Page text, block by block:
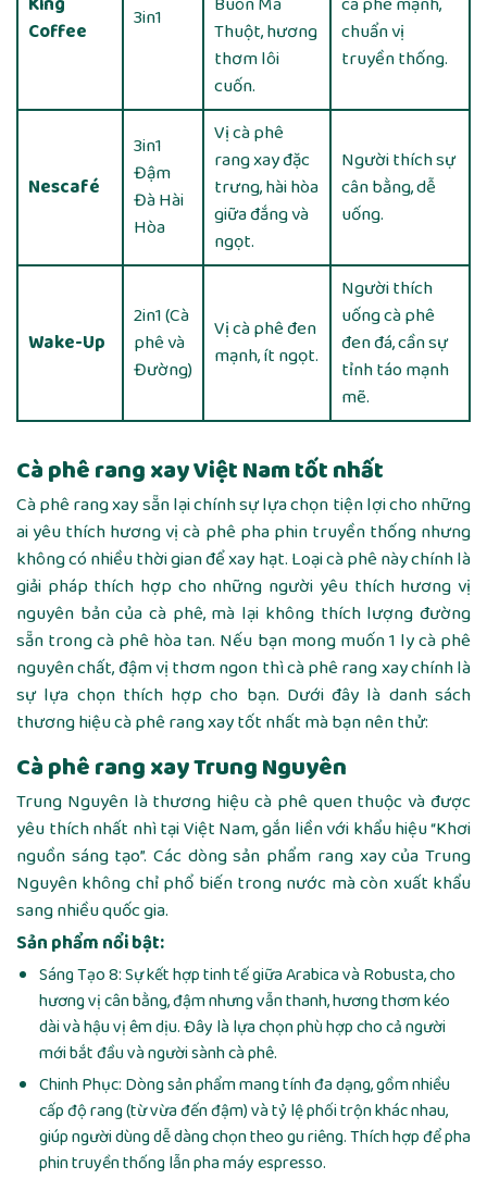
Coffee
3in1
Thuột, hương
thơm lôi
cuốn.
chuẩn vị
truyền thống.
Nescafé
3in1
Đậm
Đà Hài
Hòa
Vị cà phê
rang xay đặc
trưng, hài hòa
giữa đắng và
ngọt.
Người thích sự
cân bằng, dễ
uống.
Wake-Up
2in1 (Cà
phê và
Đường)
Vị cà phê đen
mạnh, ít ngọt.
Người thích
uống cà phê
đen đá, cần sự
tỉnh táo mạnh
mẽ.
Cà phê rang xay Việt Nam tốt nhất
Cà phê rang xay sẵn lại chính sự lựa chọn tiện lợi cho những
ai yêu thích hương vị cà phê pha phin truyền thống nhưng
không có nhiều thời gian để xay hạt. Loại cà phê này chính là
giải pháp thích hợp cho những người yêu thích hương vị
nguyên bản của cà phê, mà lại không thích lượng đường
sẵn trong cà phê hòa tan. Nếu bạn mong muốn 1 ly cà phê
nguyên chất, đậm vị thơm ngon thì cà phê rang xay chính là
sự lựa chọn thích hợp cho bạn. Dưới đây là danh sách
thương hiệu cà phê rang xay tốt nhất mà bạn nên thử:
Cà phê rang xay Trung Nguyên
Trung Nguyên là thương hiệu cà phê quen thuộc và được
yêu thích nhất nhì tại Việt Nam, gắn liền với khẩu hiệu “Khơi
nguồn sáng tạo”. Các dòng sản phẩm rang xay của Trung
Nguyên không chỉ phổ biến trong nước mà còn xuất khẩu
sang nhiều quốc gia.
Sản phẩm nổi bật:
Sáng Tạo 8: Sự kết hợp tinh tế giữa Arabica và Robusta, cho
hương vị cân bằng, đậm nhưng vẫn thanh, hương thơm kéo
dài và hậu vị êm dịu. Đây là lựa chọn phù hợp cho cả người
mới bắt đầu và người sành cà phê.
Chinh Phục: Dòng sản phẩm mang tính đa dạng, gồm nhiều
cấp độ rang (từ vừa đến đậm) và tỷ lệ phối trộn khác nhau,
giúp người dùng dễ dàng chọn theo gu riêng. Thích hợp để pha
phin truyền thống lẫn pha máy espresso.